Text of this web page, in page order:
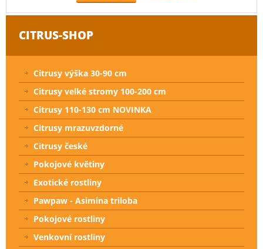
CITRUS-SHOP
Citrusy výška 30-90 cm
Citrusy velké stromy 100-200 cm
Citrusy 110-130 cm NOVINKA
Citrusy mrazuvzdorné
Citrusy české
Pokojové květiny
Exotické rostliny
Pawpaw - Asimina triloba
Pokojové rostliny
Venkovní rostliny